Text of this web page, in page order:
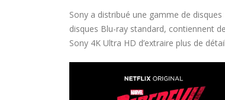
Sony a distribué une gamme de
disques Blu-ray standard, contiennent
Sony 4K Ultra HD d’extraire plus de
DREAMLINK T3
septembre 22, 2021